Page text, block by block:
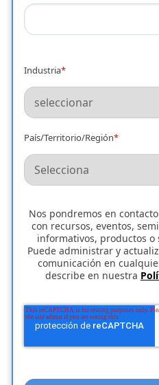
Industria*
País/Territorio/Región*
Nos pondremos en
con recursos, eventos,
informativos, productos o
Puede administrar y
comunicación en
describe en nuestra